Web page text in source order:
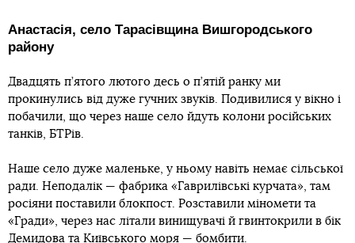
Анастасія, село Тарасівщина Вишгородського
району
Двадцять п’ятого лютого десь о п’ятій ранку ми
прокинулись від дуже гучних звуків. Подивилися у вікно і
побачили, що через наше село йдуть колони російських
танків, БТРів.
Наше село дуже маленьке, у ньому навіть немає сільської
ради. Неподалік — фабрика «Гаврилівські курчата», там
росіяни поставили блокпост. Розставили міномети та
«Гради», через нас літали винищувачі й гвинтокрили в бік
Демидова та Київського моря — бомбити.